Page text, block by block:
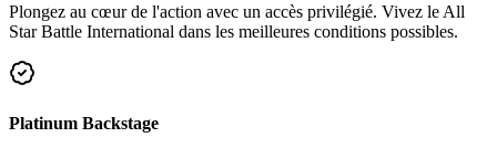
Plongez au cœur de l'action avec un accès privilégié. Vivez le All
Star Battle International dans les meilleures conditions possibles.
Platinum Backstage